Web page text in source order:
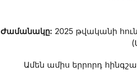
Ժամանակը: 2025 թվականի
Ամեն ամիս երրորդ